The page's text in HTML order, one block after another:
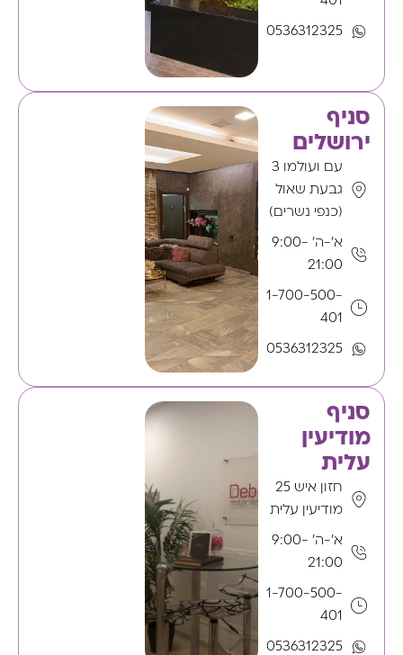
0536312325
סניף
ירושלים
עם ועולמו 3
גבעת שאול
(כנפי נשרים)
א'-ה' 9:00-
21:00
1-700-500-
401
0536312325
סניף
מודיעין
עלית
חזון איש 25
מודיעין עלית
א'-ה' 9:00-
21:00
1-700-500-
401
0536312325